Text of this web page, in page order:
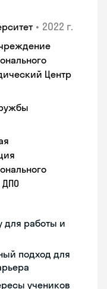
• 2022 г.
Центр
ДПО
для работы и
подход для
учеников